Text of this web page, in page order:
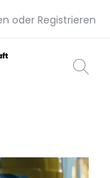
oder Registrieren